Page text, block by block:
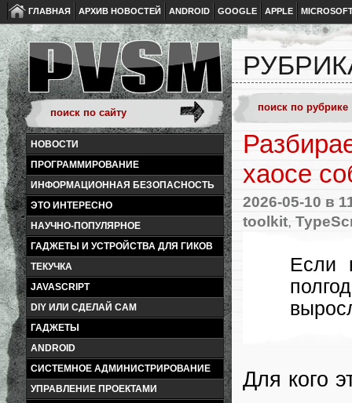
ГЛАВНАЯ АРХИВ НОВОСТЕЙ ANDROID GOOGLE APPLE
НОВОСТИ
ПРОГРАММИРОВАНИЕ
ИНФОРМАЦИОННАЯ БЕЗОПАСНОСТЬ
ЭТО ИНТЕРЕСНО
НАУЧНО-ПОПУЛЯРНОЕ
ГАДЖЕТЫ И УСТРОЙСТВА ДЛЯ ГИКОВ
ТЕКУЧКА
JAVASCRIPT
DIY ИЛИ СДЕЛАЙ САМ
ГАДЖЕТЫ
ANDROID
СИСТЕМНОЕ АДМИНИСТРИРОВАНИЕ
УПРАВЛЕНИЕ ПРОЕКТАМИ
хаосе
2026-05-10 в
toolkit,
Если
Для кого